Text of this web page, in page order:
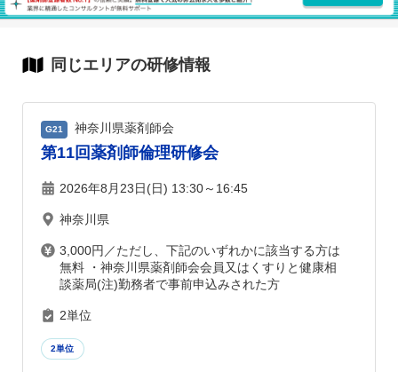
同じエリアの研修情報
G21 神奈川県薬剤師会
第11回薬剤師倫理研修会
2026年8月23日(日) 13:30～16:45
神奈川県
3,000円／ただし、下記のいずれかに該当する方は
無料 ・神奈川県薬剤師会会員又はくすりと健康相
談薬局(注)勤務者で事前申込みされた方
2単位
2単位